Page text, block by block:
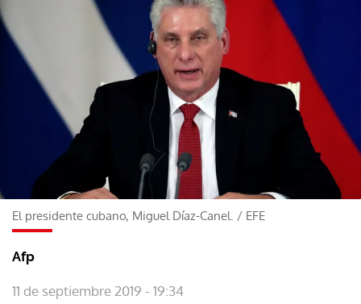
El presidente cubano, Miguel Díaz-Canel. / EFE
Afp
11 de septiembre 2019 - 19:34